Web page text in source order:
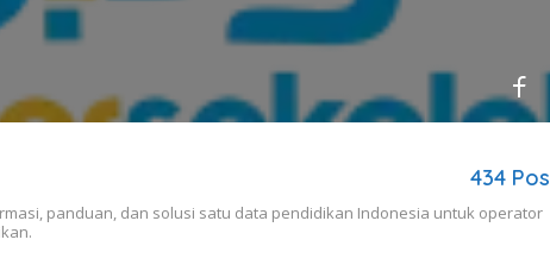
434 Pos
panduan, dan solusi satu data pendidikan Indonesia untuk operator